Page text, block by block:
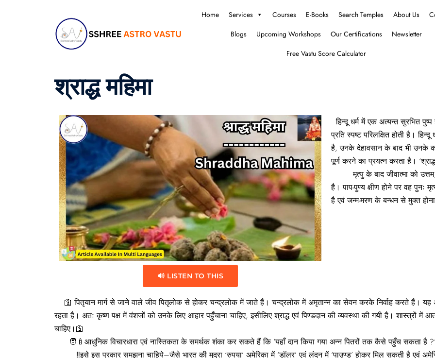
Home Services Courses E-Books Search Temples About Us
Blogs
Upcoming Workshops Our Certifications
Newsletter
Free Vastu Score Calculator
श्राद्ध महिमा
🔊 LISTEN TO THIS
हिन्दू धर्म में एक अत्यन्त सुरभित
प्रति स्पष्ट परिलक्षित होती है।
है, उनके देहावसान के बाद भी उनके
पूर्ण करने का प्रयत्न करता है।
मृत्यु के बाद जीवात्मा को उत्तम,
है। पाप-पुण्य क्षीण होने पर वह पुनः
है एवं जन्म-मरण के बन्धन से मुक्त होना
🛐 पितृयान मार्ग से जाने वाले जीव पितृलोक से होकर चन्द्रलोक में जाते हैं। चन्द्रलोक में अमृतान्न का सेवन करके निर्वाह करते हैं। यह
रहता है। अतः कृष्ण पक्ष में वंशजों को उनके लिए आहार पहुँचाना चाहिए, इसीलिए श्राद्ध एवं पिण्डदान की व्यवस्था की गयी है। शास्त्रों में
चाहिए।🛐
🧑‍🍼आधुनिक विचारधारा एवं नास्तिकता के समर्थक शंका कर सकते हैं कि ‘यहाँ दान किया गया अन्न पितरों तक कैसे पहुँच सकता है
‼इसे इस प्रकार समझना चाहिये–जैसे भारत की मुद्रा ‘रुपया’ अमेरिका में ‘डॉलर’ एवं लंदन में ‘पाउण्ड’ होकर मिल सकती है एवं